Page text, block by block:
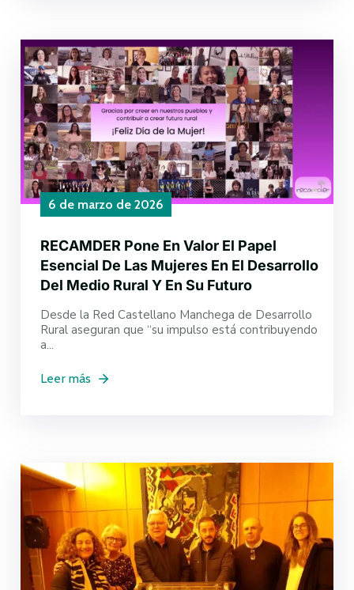
6 de marzo de 2026
RECAMDER Pone En Valor El Papel
Esencial De Las Mujeres En El Desarrollo
Del Medio Rural Y En Su Futuro
Desde la Red Castellano Manchega de Desarrollo
Rural aseguran que “su impulso está contribuyendo
a...
Leer más